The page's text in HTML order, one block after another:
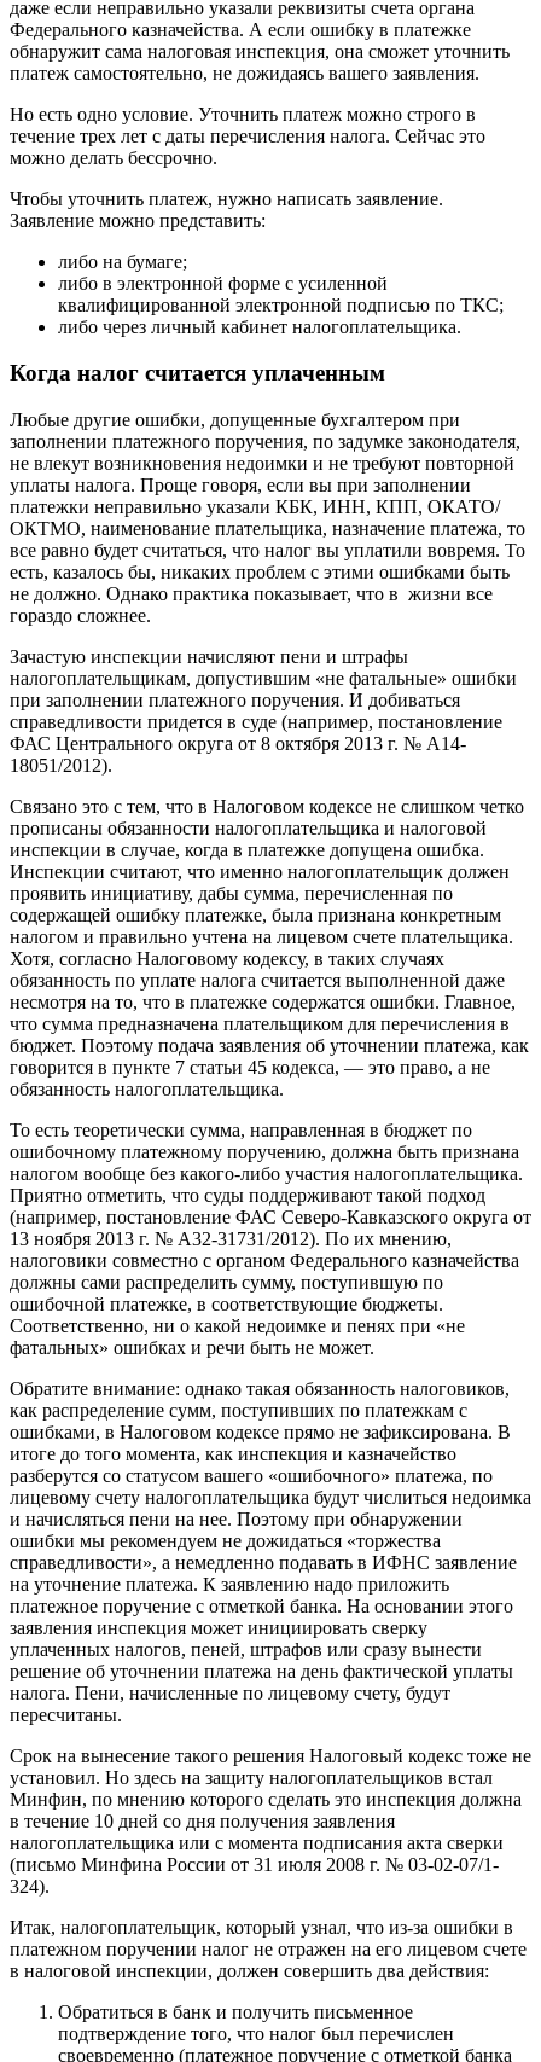
даже если неправильно указали реквизиты счета органа
Федерального казначейства. А если ошибку в платежке
обнаружит сама налоговая инспекция, она сможет уточнить
платеж самостоятельно, не дожидаясь вашего заявления.
Но есть одно условие. Уточнить платеж можно строго в
течение трех лет с даты перечисления налога. Сейчас это
можно делать бессрочно.
Чтобы уточнить платеж, нужно написать заявление.
Заявление можно представить:
либо на бумаге;
либо в электронной форме с усиленной
квалифицированной электронной подписью по ТКС;
либо через личный кабинет налогоплательщика.
Когда налог считается уплаченным
Любые другие ошибки, допущенные бухгалтером при
заполнении платежного поручения, по задумке законодателя,
не влекут возникновения недоимки и не требуют повторной
уплаты налога. Проще говоря, если вы при заполнении
платежки неправильно указали КБК, ИНН, КПП, ОКАТО/
ОКТМО, наименование плательщика, назначение платежа, то
все равно будет считаться, что налог вы уплатили вовремя. То
есть, казалось бы, никаких проблем с этими ошибками быть
не должно. Однако практика показывает, что в жизни все
гораздо сложнее.
Зачастую инспекции начисляют пени и штрафы
налогоплательщикам, допустившим «не фатальные» ошибки
при заполнении платежного поручения. И добиваться
справедливости придется в суде (например, постановление
ФАС Центрального округа от 8 октября 2013 г. № А14-
18051/2012).
Связано это с тем, что в Налоговом кодексе не слишком четко
прописаны обязанности налогоплательщика и налоговой
инспекции в случае, когда в платежке допущена ошибка.
Инспекции считают, что именно налогоплательщик должен
проявить инициативу, дабы сумма, перечисленная по
содержащей ошибку платежке, была признана конкретным
налогом и правильно учтена на лицевом счете плательщика.
Хотя, согласно Налоговому кодексу, в таких случаях
обязанность по уплате налога считается выполненной даже
несмотря на то, что в платежке содержатся ошибки. Главное,
что сумма предназначена плательщиком для перечисления в
бюджет. Поэтому подача заявления об уточнении платежа, как
говорится в пункте 7 статьи 45 кодекса, — это право, а не
обязанность налогоплательщика.
То есть теоретически сумма, направленная в бюджет по
ошибочному платежному поручению, должна быть признана
налогом вообще без какого-либо участия налогоплательщика.
Приятно отметить, что суды поддерживают такой подход
(например, постановление ФАС Северо-Кавказского округа от
13 ноября 2013 г. № А32-31731/2012). По их мнению,
налоговики совместно с органом Федерального казначейства
должны сами распределить сумму, поступившую по
ошибочной платежке, в соответствующие бюджеты.
Соответственно, ни о какой недоимке и пенях при «не
фатальных» ошибках и речи быть не может.
Обратите внимание: однако такая обязанность налоговиков,
как распределение сумм, поступивших по платежкам с
ошибками, в Налоговом кодексе прямо не зафиксирована. В
итоге до того момента, как инспекция и казначейство
разберутся со статусом вашего «ошибочного» платежа, по
лицевому счету налогоплательщика будут числиться недоимка
и начисляться пени на нее. Поэтому при обнаружении
ошибки мы рекомендуем не дожидаться «торжества
справедливости», а немедленно подавать в ИФНС заявление
на уточнение платежа. К заявлению надо приложить
платежное поручение с отметкой банка. На основании этого
заявления инспекция может инициировать сверку
уплаченных налогов, пеней, штрафов или сразу вынести
решение об уточнении платежа на день фактической уплаты
налога. Пени, начисленные по лицевому счету, будут
пересчитаны.
Срок на вынесение такого решения Налоговый кодекс тоже не
установил. Но здесь на защиту налогоплательщиков встал
Минфин, по мнению которого сделать это инспекция должна
в течение 10 дней со дня получения заявления
налогоплательщика или с момента подписания акта сверки
(письмо Минфина России от 31 июля 2008 г. № 03-02-07/1-
324).
Итак, налогоплательщик, который узнал, что из-за ошибки в
платежном поручении налог не отражен на его лицевом счете
в налоговой инспекции, должен совершить два действия:
Обратиться в банк и получить письменное
подтверждение того, что налог был перечислен
своевременно (платежное поручение с отметкой банка